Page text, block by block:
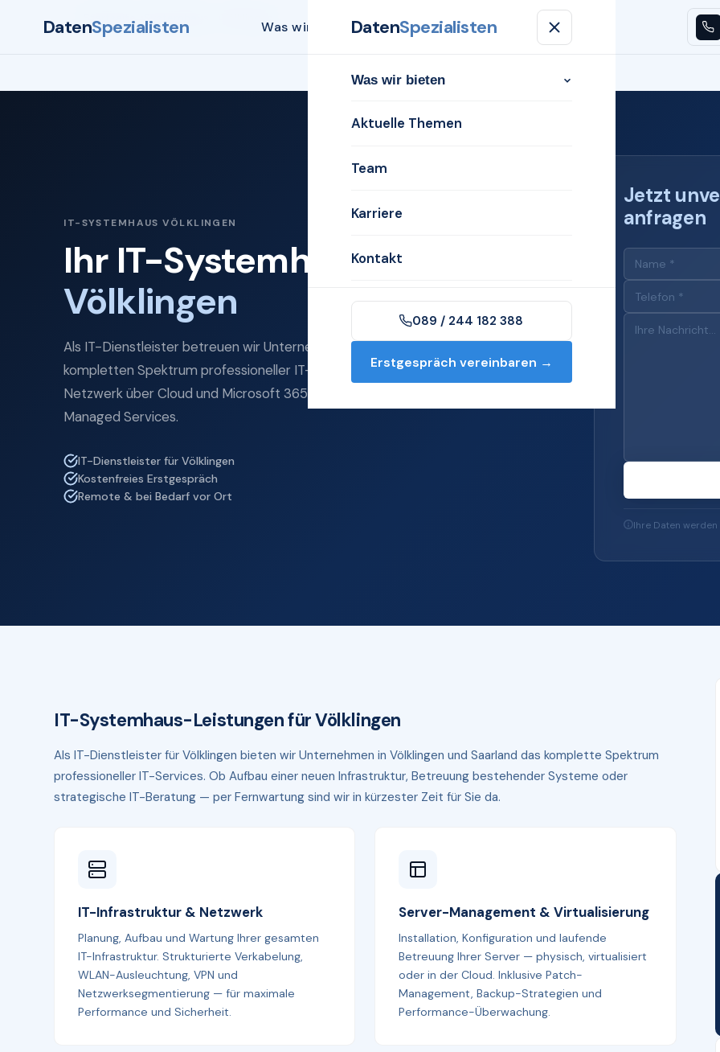
DatenSpezialisten Was wir bieten Aktuelle ThemenTeam Karriere
DatenSpezialisten
Was wir bieten
Aktuelle Themen
Team
Karriere
Kontakt
089 / 244 182 388
Erstgespräch vereinbaren →
Startseite Systemhaus
IT-SYSTEMHAUS VÖLKLINGEN
Ihr IT-Systemhaus für
Völklingen
Als IT-Dienstleister betreuen wir Unternehmen in Völklingen mit dem
kompletten Spektrum professioneller IT-Services — von Server und
Netzwerk über Cloud und Microsoft 365 bis zu IT-Sicherheit und
Managed Services.
IT-Dienstleister für Völklingen
Kostenfreies Erstgespräch
Remote & bei Bedarf vor Ort
Jetzt
anfragen
Ihre Daten
IT-Systemhaus-Leistungen für Völklingen
Als IT-Dienstleister für Völklingen bieten wir Unternehmen in Völklingen und Saarland das komplette Spektrum
professioneller IT-Services. Ob Aufbau einer neuen Infrastruktur, Betreuung bestehender Systeme oder
strategische IT-Beratung — per Fernwartung sind wir in kürzester Zeit für Sie da.
IT-Infrastruktur & Netzwerk
Planung, Aufbau und Wartung Ihrer gesamten
IT-Infrastruktur. Strukturierte Verkabelung,
WLAN-Ausleuchtung, VPN und
Netzwerksegmentierung — für maximale
Performance und Sicherheit.
Server-Management & Virtualisierung
Installation, Konfiguration und laufende
Betreuung Ihrer Server — physisch, virtualisiert
oder in der Cloud. Inklusive Patch-
Management, Backup-Strategien und
Performance-Überwachung.